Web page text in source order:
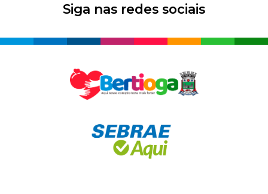
Siga nas redes sociais